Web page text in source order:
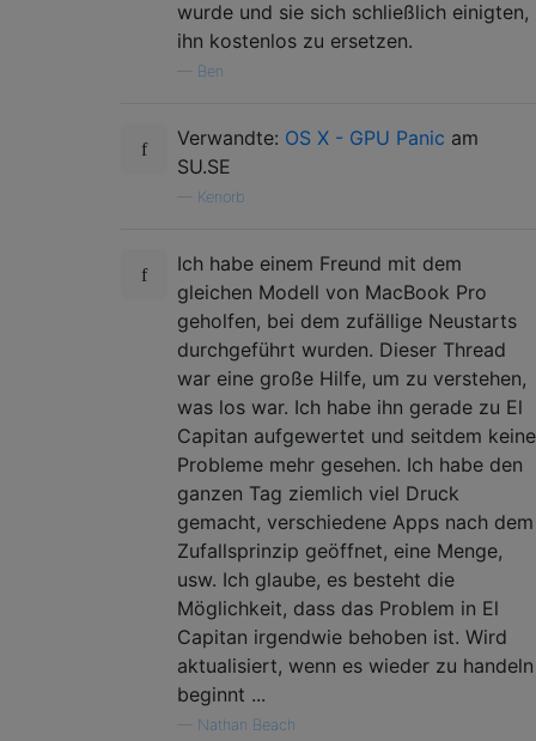
System uptime in nanoseconds:
last loaded kext at 3670375376124:
loaded kexts:
at.obdev.nke.LittleSnitch   4092
com.apple.driver.AppleHWSensor  1.9.5d0
com.apple.driver.AppleBluetoothMultitouch
com.apple.driver.AGPM   100.14.15
com.apple.iokit.IOBluetoothSerialManager
com.apple.filesystems.autofs    3.0
com.apple.driver.AppleMikeyHIDDriver
com.apple.driver.AppleMikeyDriver
com.apple.iokit.IOUserEthernet  1.0.0d1
com.apple.Dont_Steal_Mac_OS_X   7.0.0
com.apple.driver.AppleHWAccess  1
com.apple.driver.AppleHDA   2.6.1f2
com.apple.driver.AppleSMCLMU    2.0.4d1
com.apple.driver.AppleMuxControl    3.5.26
com.apple.driver.ACPI_SMC_PlatformPlugin
com.apple.GeForceTesla  8.2.4
com.apple.driver.AppleUpstreamUserClient
com.apple.driver.AppleMCCSControl   1.1.12
com.apple.driver.AppleIntelHDGraphics
com.apple.driver.AppleIntelHDGraphicsFB
com.apple.driver.AppleSMCPDRC   1.0.0
com.apple.driver.AppleLPC   1.7.0
wurde und sie sich schließlich einigten,
ihn kostenlos zu ersetzen.
Ben
Verwandte: OS X - GPU Panic am
SU.SE
Kenorb
Ich habe einem Freund mit dem
gleichen Modell von MacBook Pro
geholfen, bei dem zufällige Neustarts
durchgeführt wurden. Dieser Thread
war eine große Hilfe, um zu verstehen,
was los war. Ich habe ihn gerade zu El
Capitan aufgewertet und seitdem keine
Probleme mehr gesehen. Ich habe den
ganzen Tag ziemlich viel Druck
gemacht, verschiedene Apps nach dem
Zufallsprinzip geöffnet, eine Menge,
usw. Ich glaube, es besteht die
Möglichkeit, dass das Problem in El
Capitan irgendwie behoben ist. Wird
aktualisiert, wenn es wieder zu handeln
beginnt ...
Nathan Beach